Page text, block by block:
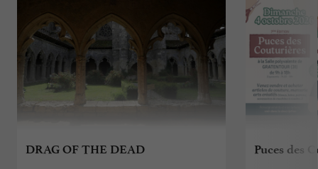
DRAG OF THE DEAD Puces des